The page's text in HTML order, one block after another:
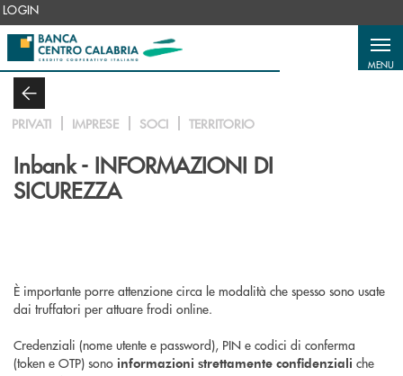
Salta al contenuto principale
LOGIN
MENU
PRIVATI IMPRESE SOCI TERRITORIO
Inbank - INFORMAZIONI DI
SICUREZZA
È importante porre attenzione circa le modalità che spesso sono usate
dai truffatori per attuare frodi online.
Credenziali (nome utente e password), PIN e codici di conferma
(token e OTP) sono informazioni strettamente confidenziali che